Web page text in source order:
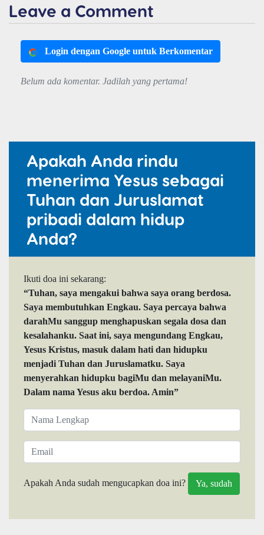
Leave a Comment
Login dengan Google untuk Berkomentar
Belum ada komentar. Jadilah yang pertama!
Apakah Anda rindu
menerima Yesus sebagai
Tuhan dan Juruslamat
pribadi dalam hidup
Anda?
Ikuti doa ini sekarang:
“Tuhan, saya mengakui bahwa saya orang berdosa.
Saya membutuhkan Engkau. Saya percaya bahwa
darahMu sanggup menghapuskan segala dosa dan
kesalahanku. Saat ini, saya mengundang Engkau,
Yesus Kristus, masuk dalam hati dan hidupku
menjadi Tuhan dan Juruslamatku. Saya
menyerahkan hidupku bagiMu dan melayaniMu.
Dalam nama Yesus aku berdoa. Amin”
Apakah Anda sudah mengucapkan doa ini?